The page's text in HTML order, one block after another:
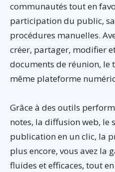
communautés tout en
participation du public,
procédures manuelles.
créer, partager, modifier
documents de réunion, le
même plateforme
Grâce à des outils
notes, la diffusion web, le
publication en un clic, la
plus encore, vous avez la
fluides et efficaces, tout